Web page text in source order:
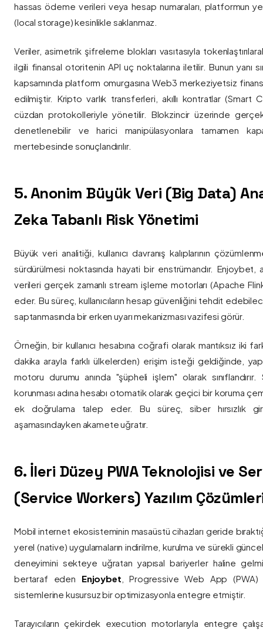
hassas ödeme verileri veya hesap numaraları, platformun
(local storage) kesinlikle saklanmaz.
Veriler, asimetrik şifreleme blokları vasıtasıyla
ilgili finansal otoritenin API uç noktalarına iletilir. Bunun yanı
kapsamında platform omurgasına Web3 merkeziyetsiz
edilmiştir. Kripto varlık transferleri, akıllı kontratlar (Smart
cüzdan protokolleriyle yönetilir. Blokzincir üzerinde
denetlenebilir ve harici manipülasyonlara tamamen
mertebesinde sonuçlandırılır.
5. Anonim Büyük Veri (Big Data)
Zeka Tabanlı Risk Yönetimi
Büyük veri analitiği, kullanıcı davranış kalıplarının
sürdürülmesi noktasında hayati bir enstrümandır. Enjoybet,
verileri gerçek zamanlı stream işleme motorları (Apache Flink
eder. Bu süreç, kullanıcıların hesap güvenliğini tehdit
saptanmasında bir erken uyarı mekanizması vazifesi görür.
Örneğin, bir kullanıcı hesabına coğrafi olarak mantıksız iki
dakika arayla farklı ülkelerden) erişim isteği geldiğinde,
motoru durumu anında "şüpheli işlem" olarak sınıflandırır.
korunması adına hesabı otomatik olarak geçici bir koruma
ek doğrulama talep eder. Bu süreç, siber hırsızlık
aşamasındayken akamete uğratır.
6. İleri Düzey PWA Teknolojisi ve
(Service Workers) Yazılım
Mobil internet ekosisteminin masaüstü cihazları geride
yerel (native) uygulamaların indirilme, kurulma ve sürekli
deneyimini sekteye uğratan yapısal bariyerler haline
bertaraf eden Enjoybet , Progressive Web App (PWA)
sistemlerine kusursuz bir optimizasyonla entegre etmiştir.
Tarayıcıların çekirdek execution motorlarıyla entegre